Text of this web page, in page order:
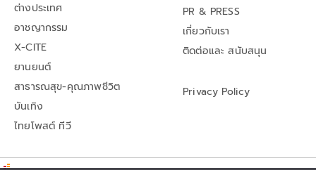
ต่างประเทศ
อาชญากรรม
X-CITE
ยานยนต์
สาธารณสุข-คุณภาพชีวิต
บันเทิง
ไทยโพสต์ ทีวี
PR & PRESS
เกี่ยวกับเรา
ติดต่อและ สนับสนุน
Privacy Policy